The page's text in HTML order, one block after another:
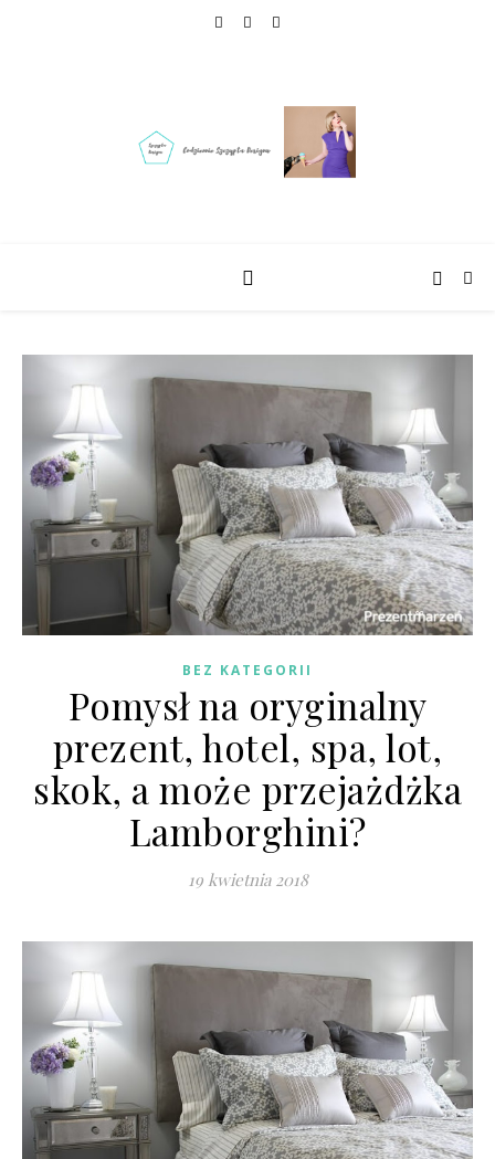
BEZ KATEGORII
Pomysł na oryginalny
prezent, hotel, spa, lot,
skok, a może przejażdżka
Lamborghini?
19 kwietnia 2018